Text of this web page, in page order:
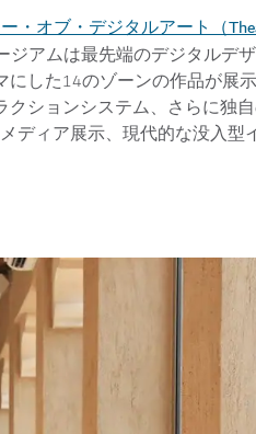
・オブ・デジタルアート（
アムは最先端のデジタルデ
した14のゾーンの作品が展
ションシステム、さらに独
ディア展示、現代的な没入型